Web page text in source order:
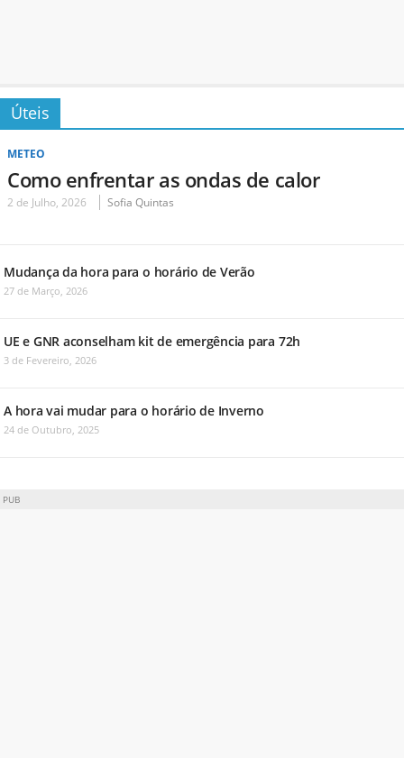
Úteis
METEO
Como enfrentar as ondas de calor
2 de Julho, 2026 Sofia Quintas
Mudança da hora para o horário de Verão
27 de Março, 2026
UE e GNR aconselham kit de emergência para 72h
3 de Fevereiro, 2026
A hora vai mudar para o horário de Inverno
24 de Outubro, 2025
PUB